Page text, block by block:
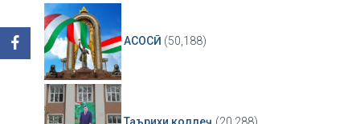
АСОСӢ (50,188)
Таърихи коллеҷ (20,288)